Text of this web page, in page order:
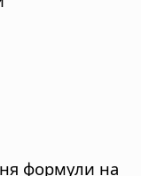
формули на